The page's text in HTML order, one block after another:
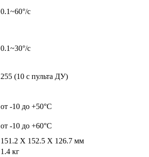
0.1~60°/с
0.1~30°/с
255 (10 с пульта ДУ)
от -10 до +50°C
от -10 до +60°C
151.2 X 152.5 X 126.7 мм
1.4 кг